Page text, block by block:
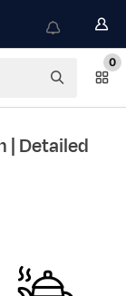
0
| Detailed